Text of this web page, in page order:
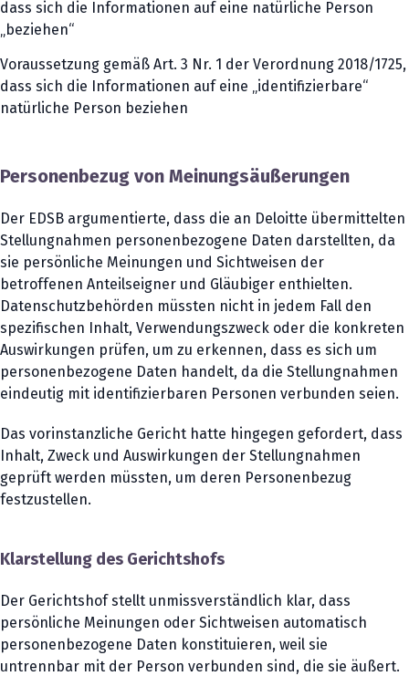
dass sich die Informationen auf eine natürliche Person
„beziehen“
Voraussetzung gemäß Art. 3 Nr. 1 der Verordnung 2018/1725,
dass sich die Informationen auf eine „identifizierbare“
natürliche Person beziehen
Personenbezug von Meinungsäußerungen
Der EDSB argumentierte, dass die an Deloitte übermittelten
Stellungnahmen personenbezogene Daten darstellten, da
sie persönliche Meinungen und Sichtweisen der
betroffenen Anteilseigner und Gläubiger enthielten.
Datenschutzbehörden müssten nicht in jedem Fall den
spezifischen Inhalt, Verwendungszweck oder die konkreten
Auswirkungen prüfen, um zu erkennen, dass es sich um
personenbezogene Daten handelt, da die Stellungnahmen
eindeutig mit identifizierbaren Personen verbunden seien.
Das vorinstanzliche Gericht hatte hingegen gefordert, dass
Inhalt, Zweck und Auswirkungen der Stellungnahmen
geprüft werden müssten, um deren Personenbezug
festzustellen.
Klarstellung des Gerichtshofs
Der Gerichtshof stellt unmissverständlich klar, dass
persönliche Meinungen oder Sichtweisen automatisch
personenbezogene Daten konstituieren, weil sie
untrennbar mit der Person verbunden sind, die sie äußert.